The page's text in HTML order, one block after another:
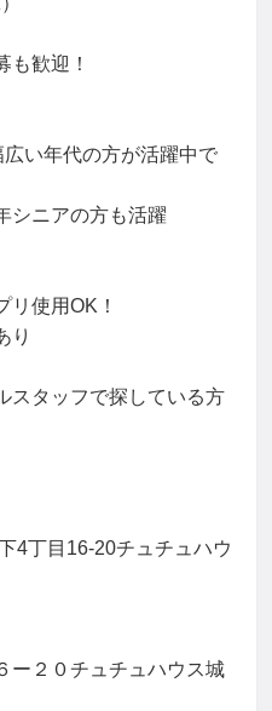
歓迎！
い年代の方が活躍中で
シニアの方も活躍
リ使用OK！
り
スタッフで探している方
4丁目16-20チュチュハウ
ー２０チュチュハウス城